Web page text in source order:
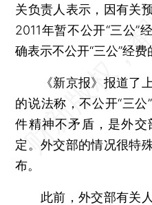
关负责人表示，因有关
2011年暂不公开“三公”
确表示不公开“三公”经费
《新京报》报道了上
的说法称，不公开“三
件精神不矛盾，是外
定。外交部的情况很特
布。
此前，外交部有关人